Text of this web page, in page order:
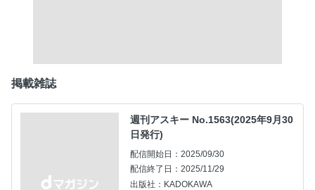
掲載雑誌
週刊アスキー No.1563(2025年9月30
日発行)
配信開始日：2025/09/30
配信終了日：2025/11/29
出版社：KADOKAWA